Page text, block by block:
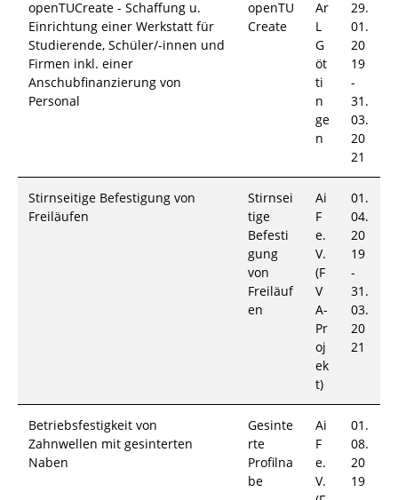
openTUCreate - Schaffung u.
Einrichtung einer Werkstatt für
Studierende, Schüler/-innen und
Firmen inkl. einer
Anschubfinanzierung von
Personal
openTU
Create
Ar
L
G
öt
ti
n
ge
n
29.
01.
20
19
-
31.
03.
20
21
Stirnseitige Befestigung von
Freiläufen
Stirnsei
tige
Befesti
gung
von
Freiläuf
en
Ai
F
e.
V.
(F
V
A-
Pr
oj
ek
t)
01.
04.
20
19
-
31.
03.
20
21
Betriebsfestigkeit von
Zahnwellen mit gesinterten
Naben
Gesinte
rte
Profilna
be
Ai
F
e.
V.
01.
08.
20
19